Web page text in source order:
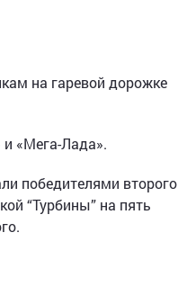
на гаревой дорожке
и «Мега-Лада».
победителями второго
“Турбины” на пять